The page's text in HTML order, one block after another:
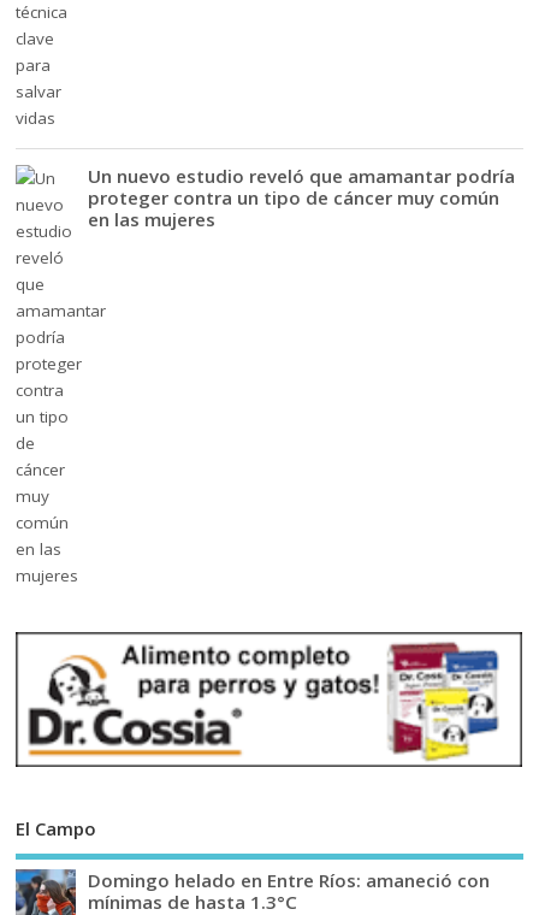
Un nuevo estudio reveló que amamantar podría
proteger contra un tipo de cáncer muy común
en las mujeres
El Campo
Domingo helado en Entre Ríos: amaneció con
mínimas de hasta 1.3°C